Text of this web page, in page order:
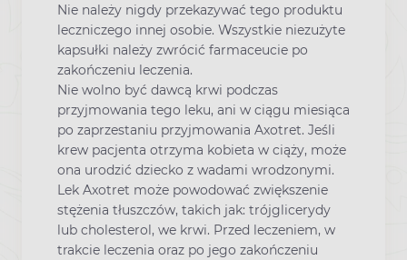
Nie należy nigdy przekazywać tego produktu
leczniczego innej osobie. Wszystkie niezużyte
kapsułki należy zwrócić farmaceucie po
zakończeniu leczenia.
Nie wolno być dawcą krwi podczas
przyjmowania tego leku, ani w ciągu miesiąca
po zaprzestaniu przyjmowania Axotret. Jeśli
krew pacjenta otrzyma kobieta w ciąży, może
ona urodzić dziecko z wadami wrodzonymi.
Lek Axotret może powodować zwiększenie
stężenia tłuszczów, takich jak: trójglicerydy
lub cholesterol, we krwi. Przed leczeniem, w
trakcie leczenia oraz po jego zakończeniu